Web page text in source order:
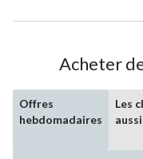
Acheter
Offres
hebdomadaires
Les